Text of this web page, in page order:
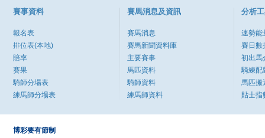
賽事資料
報名表
排位表(本地)
賠率
賽果
騎師分場表
練馬師分場表
賽馬消息及資訊
賽馬消息
賽馬新聞資料庫
主要賽事
馬匹資料
騎師資料
練馬師資料
分析
速勢能
賽日數
初出馬
騎練配
馬匹搬
貼士指
博彩要有節制